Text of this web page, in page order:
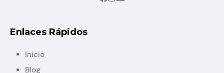
Enlaces Rápidos
Inicio
Blog